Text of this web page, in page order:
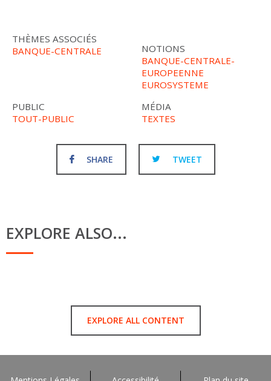
THÈMES ASSOCIÉS
BANQUE-CENTRALE
NOTIONS
BANQUE-CENTRALE-
EUROPEENNE
EUROSYSTEME
PUBLIC
TOUT-PUBLIC
MÉDIA
TEXTES
SHARE TWEET
EXPLORE ALSO...
EXPLORE ALL CONTENT